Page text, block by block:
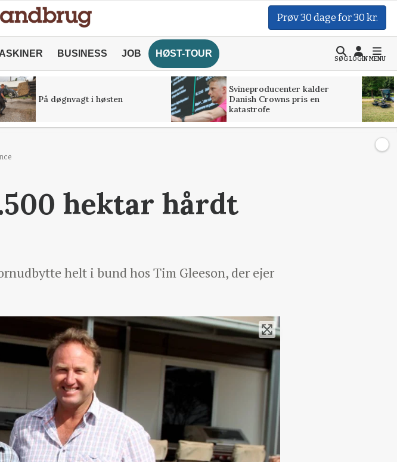
Prøv 30 dage for 30 kr.
BUSINESS JOB HØST-TOUR
SØGLOGINMENU
På døgnvagt i høsten
Svineproducenter kalder
Danish Crowns pris en
katastrofe
hektar hårdt
helt i bund hos Tim Gleeson, der ejer